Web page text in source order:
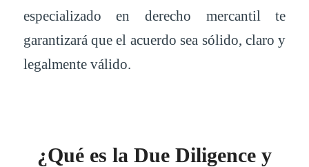
especializado en derecho mercantil te
garantizará que el acuerdo sea sólido, claro y
legalmente válido.
¿Qué es la Due Diligence y